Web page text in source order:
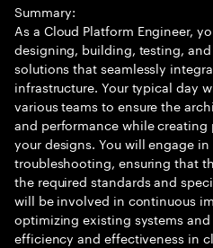
Summary:
As a Cloud Platform Engineer,
designing, building, testing,
solutions that seamlessly
infrastructure. Your typical day
various teams to ensure the
and performance while
your designs. You will engage
troubleshooting, ensuring that
the required standards and
will be involved in continuous
optimizing existing systems
efficiency and effectiveness in